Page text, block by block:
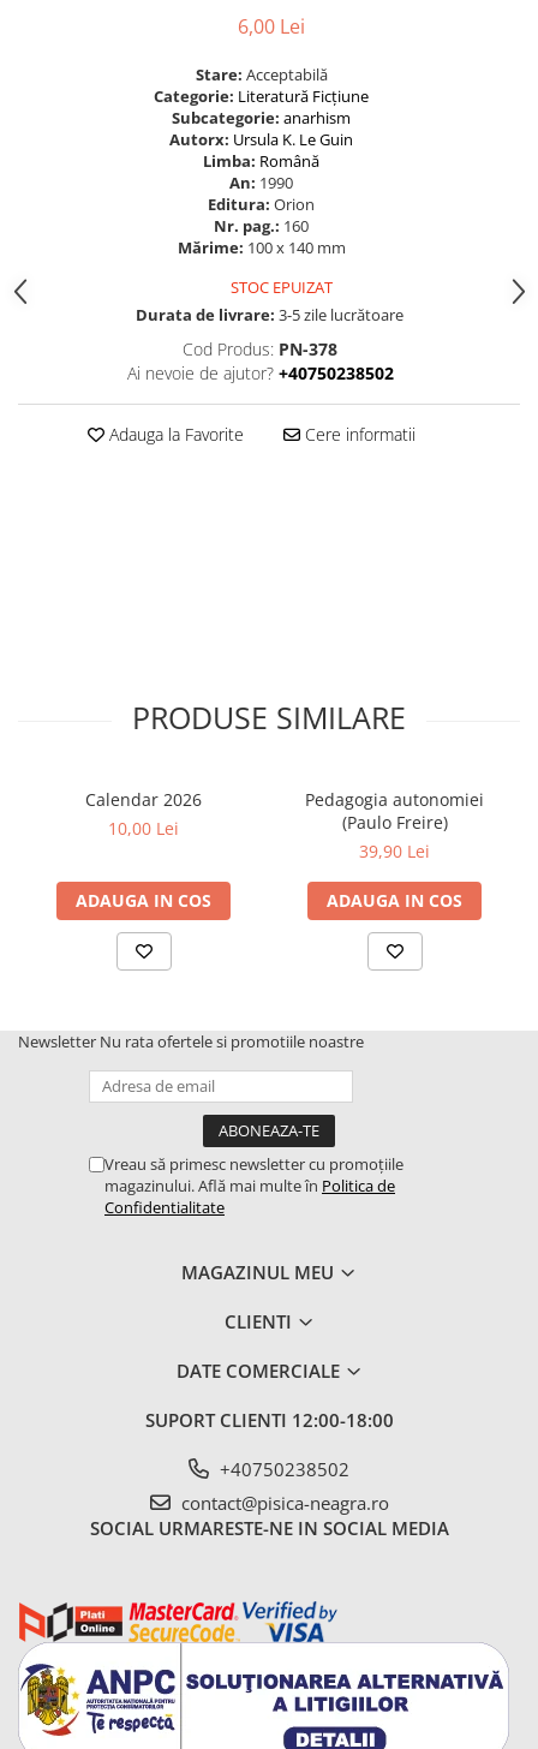
6,00 Lei
Stare: Acceptabilă
Categorie: Literatură Ficțiune
Subcategorie: anarhism
Autorx: Ursula K. Le Guin
Limba: Română
An: 1990
Editura: Orion
Nr. pag.: 160
Mărime: 100 x 140 mm
STOC EPUIZAT
Durata de livrare: 3-5 zile lucrătoare
Cod Produs: PN-378
Ai nevoie de ajutor? +40750238502
Adauga la Favorite Cere informatii
PRODUSE SIMILARE
Calendar 2026
10,00 Lei
ADAUGA IN COS
Pedagogia autonomiei
(Paulo Freire)
39,90 Lei
ADAUGA IN COS
Newsletter Nu rata ofertele si promotiile noastre
Vreau să primesc newsletter cu promoțiile
magazinului. Află mai multe în Politica de
Confidentialitate
MAGAZINUL MEU
CLIENTI
DATE COMERCIALE
SUPORT CLIENTI 12:00-18:00
+40750238502
contact@pisica-neagra.ro
SOCIAL URMARESTE-NE IN SOCIAL MEDIA